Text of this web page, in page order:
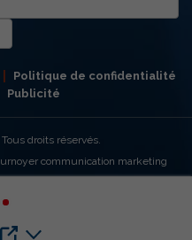
Politique de confidentialité
Publicité
droits réservés.
communication marketing